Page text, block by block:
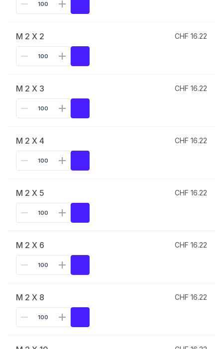
M 2 X 2 CHF 16.22
M 2 X 3 CHF 16.22
M 2 X 4 CHF 16.22
M 2 X 5 CHF 16.22
M 2 X 6 CHF 16.22
M 2 X 8 CHF 16.22